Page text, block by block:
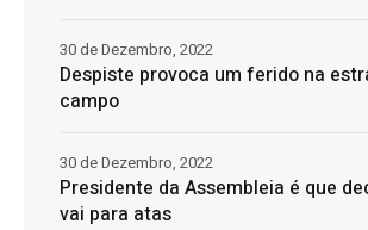
Despiste provoca um ferido na
campo
30 de Dezembro, 2022
Presidente da Assembleia é que
vai para atas
30 de Dezembro, 2022